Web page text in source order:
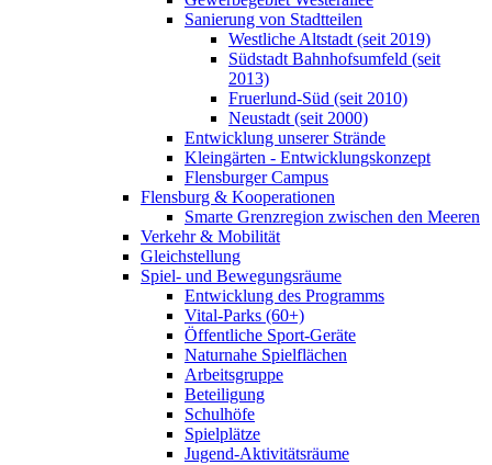
Sanierung von Stadtteilen
Westliche Altstadt (seit 2019)
Südstadt Bahnhofsumfeld (seit
2013)
Fruerlund-Süd (seit 2010)
Neustadt (seit 2000)
Entwicklung unserer Strände
Kleingärten - Entwicklungskonzept
Flensburger Campus
Flensburg & Kooperationen
Smarte Grenzregion zwischen den Meeren
Verkehr & Mobilität
Gleichstellung
Spiel- und Bewegungsräume
Entwicklung des Programms
Vital-Parks (60+)
Öffentliche Sport-Geräte
Naturnahe Spielflächen
Arbeitsgruppe
Beteiligung
Schulhöfe
Spielplätze
Jugend-Aktivitätsräume